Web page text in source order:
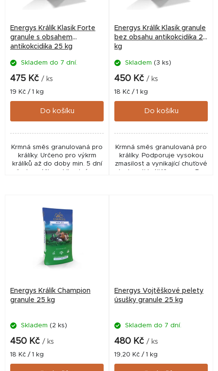
o
d
Energys Králík Klasik Forte
granule s obsahem
antikokcidika 25 kg
Skladem do 7 dní.
475 Kč / ks
Měrná
cena:
19 Kč / 1 kg
Do košíku
Krmná směs granulovaná pro
králíky. Určeno pro výkrm
králíků až do doby min. 5 dní
před porážkou. Vhodné pro
Energys Králík Klasik granule
bez obsahu antikokcidika 25
kg
Skladem (3 ks)
450 Kč / ks
Měrná
cena:
18 Kč / 1 kg
Do košíku
Krmná směs granulovaná pro
králíky. Podporuje vysokou
zmasilost a vynikající chuťové
vlastnosti králičího masa. Bez
Energys Králík Champion
granule 25 kg
Skladem (2 ks)
450 Kč / ks
Měrná
cena:
18 Kč / 1 kg
Energys Vojtěškové pelety
úsušky granule 25 kg
Skladem do 7 dní.
480 Kč / ks
Měrná
cena:
19,20 Kč / 1 kg